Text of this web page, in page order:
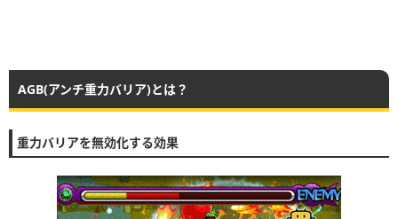
AGB(アンチ重力バリア)とは？
重力バリアを無効化する効果